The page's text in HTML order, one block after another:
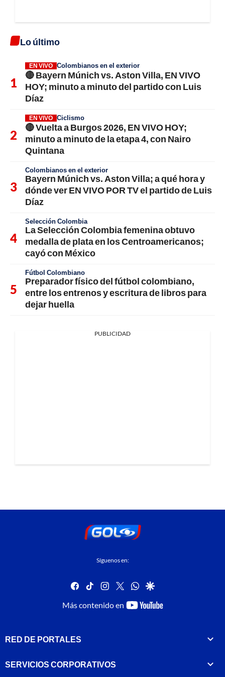
Lo último
EN VIVO Colombianos en el exterior
🔴 Bayern Múnich vs. Aston Villa, EN VIVO
HOY; minuto a minuto del partido con Luis
Díaz
EN VIVO Ciclismo
🔴 Vuelta a Burgos 2026, EN VIVO HOY;
minuto a minuto de la etapa 4, con Nairo
Quintana
Colombianos en el exterior
Bayern Múnich vs. Aston Villa; a qué hora y
dónde ver EN VIVO POR TV el partido de Luis
Díaz
Selección Colombia
La Selección Colombia femenina obtuvo
medalla de plata en los Centroamericanos;
cayó con México
Fútbol Colombiano
Preparador físico del fútbol colombiano,
entre los entrenos y escritura de libros para
dejar huella
PUBLICIDAD
Síguenos en:
facebook
tiktok instagram
twitterwhatsapp
google
Más contenido en
youtube-
RED DE PORTALES
SERVICIOS CORPORATIVOS